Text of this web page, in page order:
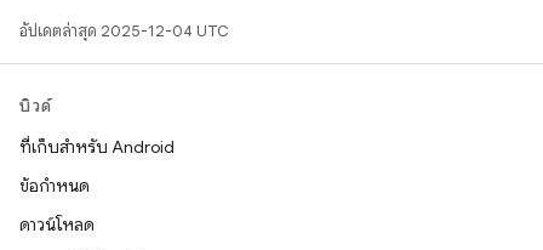
อัปเดตล่าสุด 2025-12-04 UTC
บิวด์
ที่เก็บสำหรับ Android
ข้อกำหนด
ดาวน์โหลด